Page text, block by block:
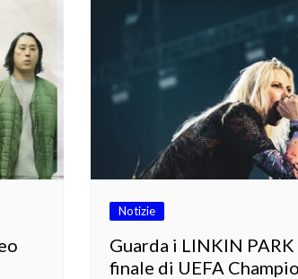
Notizie
Guarda i LINKIN
finale di UEFA